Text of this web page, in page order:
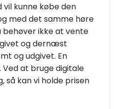
vil kunne købe den
med det samme høre
behøver ikke at vente
og dernæst
og udgivet. En
at bruge digitale
så kan vi holde prisen